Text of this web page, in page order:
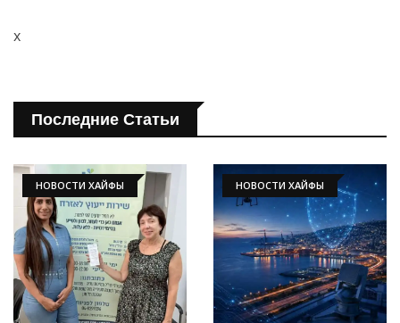
x
Последние Статьи
НОВОСТИ ХАЙФЫ НОВОСТИ ХАЙФЫ